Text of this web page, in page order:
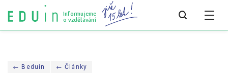
Informujeme
o vzdělávání
Všechny články
← Beduin ← Články